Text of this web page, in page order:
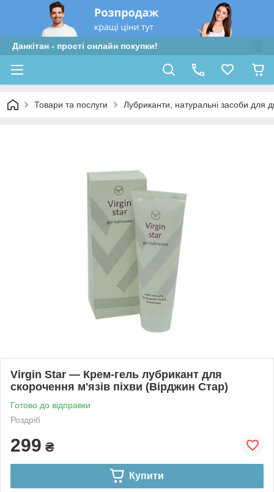
Данкітан - прості онлайн покупки!
Товари та послуги Лубриканти, натуральні засоби для
Virgin Star — Крем-гель лубрикант для
скорочення м'язів піхви (Вірджин Стар)
Готово до відправки
Роздріб
299 ₴
Купити